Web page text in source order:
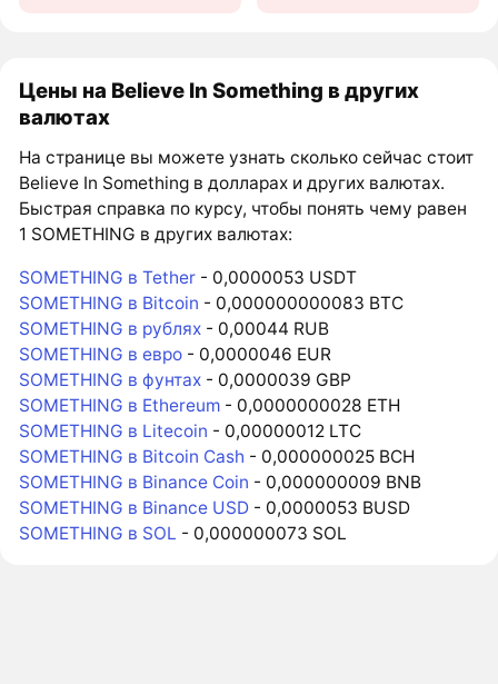
Цены на Believe In Something в других
валютах
На странице вы можете узнать сколько сейчас стоит
Believe In Something в долларах и других валютах.
Быстрая справка по курсу, чтобы понять чему равен
1 SOMETHING в других валютах:
SOMETHING в Tether - 0,0000053 USDT
SOMETHING в Bitcoin - 0,000000000083 BTC
SOMETHING в рублях - 0,00044 RUB
SOMETHING в евро - 0,0000046 EUR
SOMETHING в фунтах - 0,0000039 GBP
SOMETHING в Ethereum - 0,0000000028 ETH
SOMETHING в Litecoin - 0,00000012 LTC
SOMETHING в Bitcoin Cash - 0,000000025 BCH
SOMETHING в Binance Coin - 0,000000009 BNB
SOMETHING в Binance USD - 0,0000053 BUSD
SOMETHING в SOL - 0,000000073 SOL